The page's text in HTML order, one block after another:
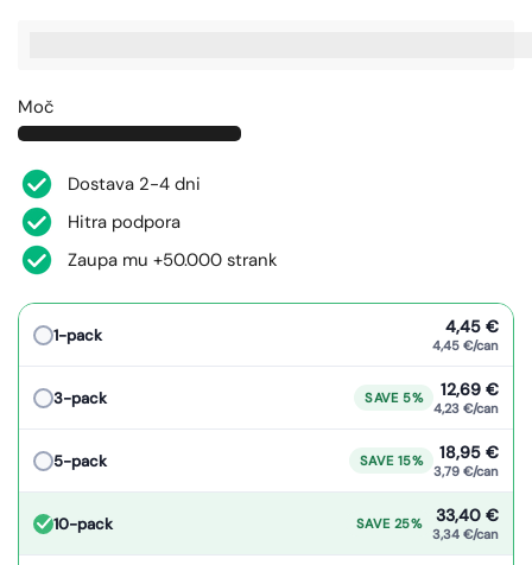
Moč
Dostava 2-4 dni
Hitra podpora
Zaupa mu +50.000 strank
1-pack 4,45 €
4,45 €/can
3-pack SAVE 5% 12,69 €
4,23 €/can
5-pack SAVE 15% 18,95 €
3,79 €/can
10-pack SAVE 25% 33,40 €
3,34 €/can